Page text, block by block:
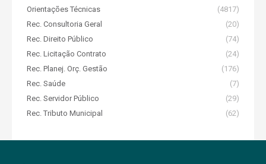
Orientações Técnicas
(4817)
Rec. Consultoria Geral
(20)
Rec. Direito Público
(74)
Rec. Licitação Contrato
(24)
Rec. Planej. Orç. Gestão
(176)
Rec. Saúde
(7)
Rec. Servidor Público
(29)
Rec. Tributo Municipal
(62)